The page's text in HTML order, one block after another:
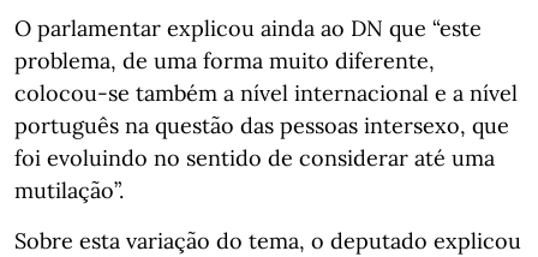
O parlamentar explicou ainda ao DN que “este
problema, de uma forma muito diferente,
colocou-se também a nível internacional e a nível
português na questão das pessoas intersexo, que
foi evoluindo no sentido de considerar até uma
mutilação”.
Sobre esta variação do tema, o deputado explicou